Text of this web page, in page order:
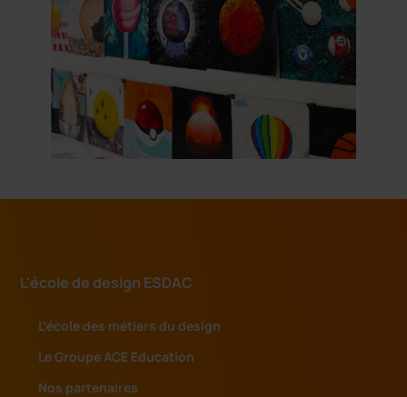
L'école de design ESDAC
L’école des métiers du design
Le Groupe ACE Education
Nos partenaires